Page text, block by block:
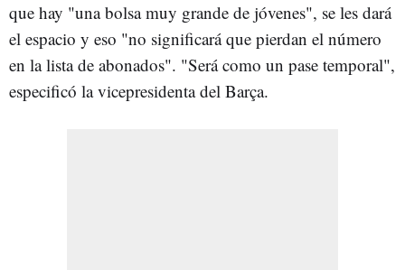
que hay "una bolsa muy grande de jóvenes", se les dará
el espacio y eso "no significará que pierdan el número
en la lista de abonados". "Será como un pase temporal",
especificó la vicepresidenta del Barça.